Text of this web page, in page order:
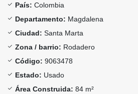
País: Colombia
Departamento: Magdalena
Ciudad: Santa Marta
Zona / barrio: Rodadero
Código: 9063478
Estado: Usado
Área Construida: 84 m²